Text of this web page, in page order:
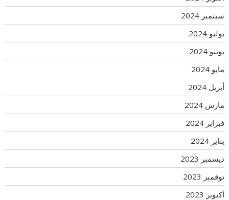
سبتمبر 2024
يوليو 2024
يونيو 2024
مايو 2024
أبريل 2024
مارس 2024
فبراير 2024
يناير 2024
ديسمبر 2023
نوفمبر 2023
أكتوبر 2023